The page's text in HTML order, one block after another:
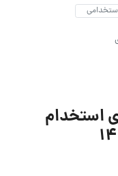
استخدام